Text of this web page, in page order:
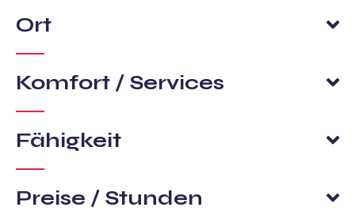
Ort
Komfort / Services
Fähigkeit
Preise / Stunden